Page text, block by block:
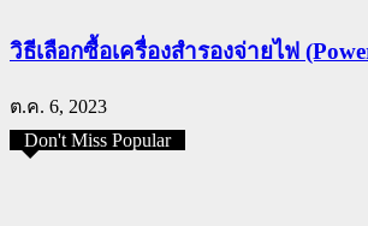
วิธีเลือกซื้อเครื่องสำรองจ่ายไฟ
ต.ค. 6, 2023
Don't Miss Popular